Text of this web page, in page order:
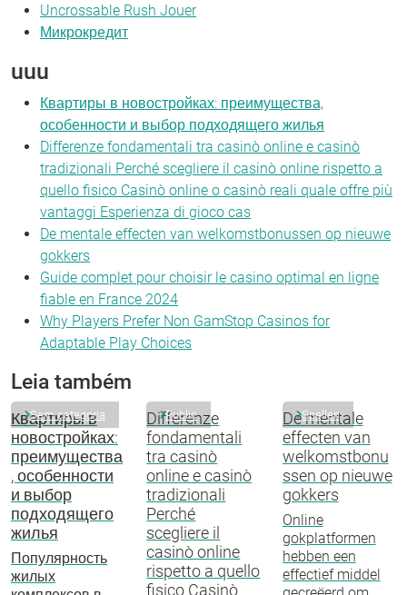
Uncrossable Rush Jouer
Микрокредит
uuu
Квартиры в новостройках: преимущества,
особенности и выбор подходящего жилья
Differenze fondamentali tra casinò online e casinò
tradizionali Perché scegliere il casinò online rispetto a
quello fisico Casinò online o casinò reali quale offre più
vantaggi Esperienza di gioco cas
De mentale effecten van welkomstbonussen op nieuwe
gokkers
Guide complet pour choisir le casino optimal en ligne
fiable en France 2024
Why Players Prefer Non GamStop Casinos for
Adaptable Play Choices
Leia também
Sem categoria
Квартиры в
новостройках:
преимущества
, особенности
и выбор
подходящего
жилья
Популярность
жилых
Public
Differenze
fondamentali
tra casinò
online e casinò
tradizionali
Perché
scegliere il
casinò online
rispetto a quello
fisico Casinò
Spellen
De mentale
effecten van
welkomstbonu
ssen op nieuwe
gokkers
Online
gokplatformen
hebben een
effectief middel